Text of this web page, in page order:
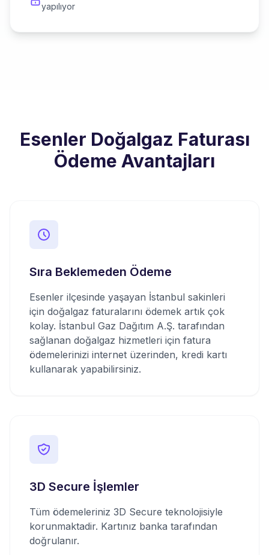
yapılıyor
Esenler Doğalgaz Faturası
Ödeme Avantajları
Sıra Beklemeden Ödeme
Esenler ilçesinde yaşayan İstanbul sakinleri
için doğalgaz faturalarını ödemek artık çok
kolay. İstanbul Gaz Dağıtım A.Ş. tarafından
sağlanan doğalgaz hizmetleri için fatura
ödemelerinizi internet üzerinden, kredi kartı
kullanarak yapabilirsiniz.
3D Secure İşlemler
Tüm ödemeleriniz 3D Secure teknolojisiyle
korunmaktadir. Kartınız banka tarafından
doğrulanır.